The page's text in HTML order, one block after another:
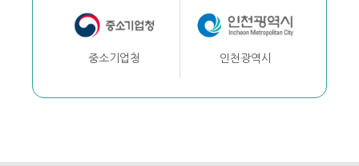
중소기업청 인천광역시